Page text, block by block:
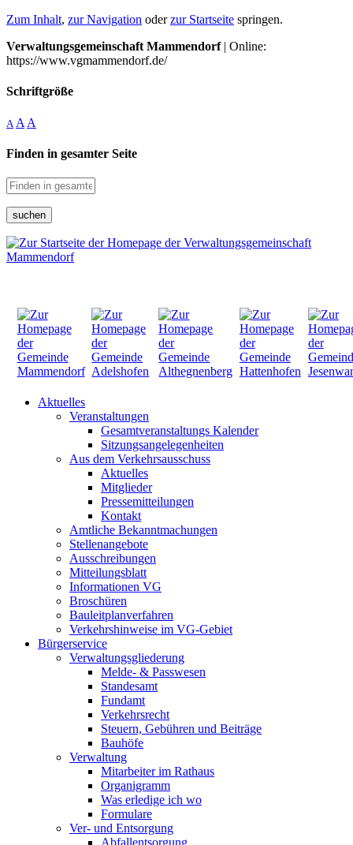
Zum Inhalt, zur Navigation oderzur Startseite springen.
Verwaltungsgemeinschaft Mammendorf| Online:
https://www.vgmammendorf.de/
Schriftgröße
A A A
Finden in gesamter Seite
suchen
Aktuelles
Veranstaltungen
Gesamtveranstaltungs Kalender
Sitzungsangelegenheiten
Aus dem Verkehrsausschuss
Aktuelles
Mitglieder
Pressemitteilungen
Kontakt
Amtliche Bekanntmachungen
Stellenangebote
Ausschreibungen
Mitteilungsblatt
Informationen VG
Broschüren
Bauleitplanverfahren
Verkehrshinweise im VG-Gebiet
Bürgerservice
Verwaltungsgliederung
Melde- & Passwesen
Standesamt
Fundamt
Verkehrsrecht
Steuern, Gebühren und Beiträge
Bauhöfe
Verwaltung
Mitarbeiter im Rathaus
Organigramm
Was erledige ich wo
Formulare
Ver- und Entsorgung
Abfallentsorgung